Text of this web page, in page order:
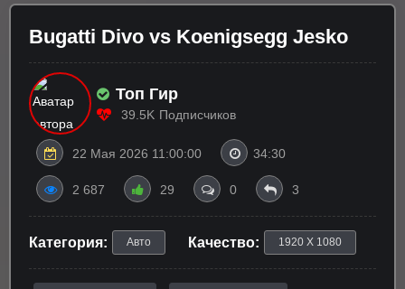
Bugatti Divo vs Koenigsegg Jesko
Топ Гир
39.5K Подписчиков
22 Мая 2026 11:00:00 34:30
2 687 29 0 3
Категория: Авто Качество: 1920 X 1080